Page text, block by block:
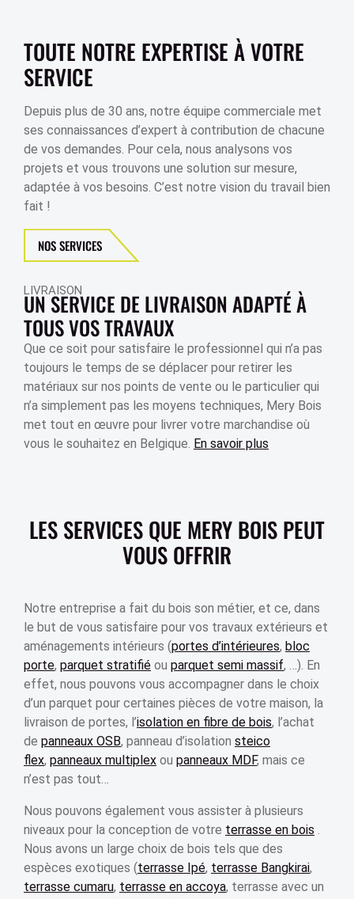
TOUTE NOTRE EXPERTISE À VOTRE
SERVICE
Depuis plus de 30 ans, notre équipe commerciale met
ses connaissances d’expert à contribution de chacune
de vos demandes. Pour cela, nous analysons vos
projets et vous trouvons une solution sur mesure,
adaptée à vos besoins. C’est notre vision du travail bien
fait !
NOS SERVICES
LIVRAISON
UN SERVICE DE LIVRAISON ADAPTÉ À
TOUS VOS TRAVAUX
Que ce soit pour satisfaire le professionnel qui n’a pas
toujours le temps de se déplacer pour retirer les
matériaux sur nos points de vente ou le particulier qui
n’a simplement pas les moyens techniques, Mery Bois
met tout en œuvre pour livrer votre marchandise où
vous le souhaitez en Belgique. En savoir plus
LES SERVICES QUE MERY BOIS PEUT
VOUS OFFRIR
Notre entreprise a fait du bois son métier, et ce, dans
le but de vous satisfaire pour vos travaux extérieurs et
aménagements intérieurs (portes d’intérieures, bloc
porte, parquet stratifié ou parquet semi massif, …). En
effet, nous pouvons vous accompagner dans le choix
d’un parquet pour certaines pièces de votre maison, la
livraison de portes, l’isolation en fibre de bois, l’achat
de panneaux OSB, panneau d’isolation steico
flex, panneaux multiplex ou panneaux MDF, mais ce
n’est pas tout…
Nous pouvons également vous assister à plusieurs
niveaux pour la conception de votre terrasse en bois .
Nous avons un large choix de bois tels que des
espèces exotiques (terrasse Ipé, terrasse Bangkirai,
terrasse cumaru, terrasse en accoya, terrasse avec un